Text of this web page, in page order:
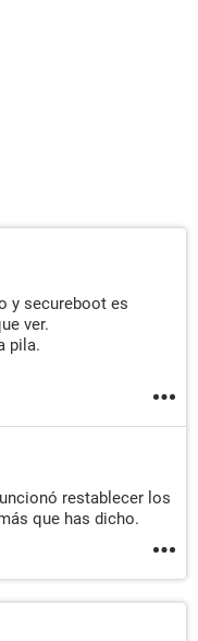
y secureboot es
ver.
pila.
restablecer los
que has dicho.